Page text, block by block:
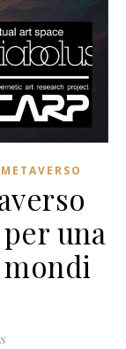
METAVERSO
una